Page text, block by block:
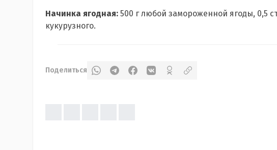
Начинка ягодная: 500 г любой замороженной ягоды, 0,5
кукурузного.
Поделиться